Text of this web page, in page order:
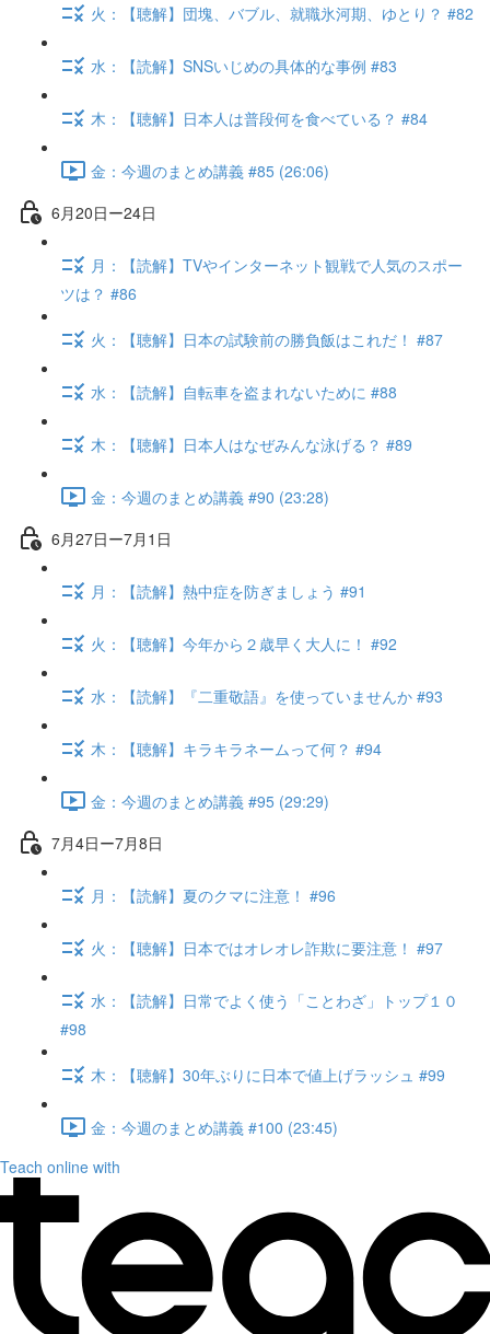
火：【聴解】団塊、バブル、就職氷河期、ゆとり？ #82
水：【読解】SNSいじめの具体的な事例 #83
木：【聴解】日本人は普段何を食べている？ #84
金：今週のまとめ講義 #85 (26:06)
6月20日ー24日
月：【読解】TVやインターネット観戦で人気のスポー
ツは？ #86
火：【聴解】日本の試験前の勝負飯はこれだ！ #87
水：【読解】自転車を盗まれないために #88
木：【聴解】日本人はなぜみんな泳げる？ #89
金：今週のまとめ講義 #90 (23:28)
6月27日ー7月1日
月：【読解】熱中症を防ぎましょう #91
火：【聴解】今年から２歳早く大人に！ #92
水：【読解】『二重敬語』を使っていませんか #93
木：【聴解】キラキラネームって何？ #94
金：今週のまとめ講義 #95 (29:29)
7月4日ー7月8日
月：【読解】夏のクマに注意！ #96
火：【聴解】日本ではオレオレ詐欺に要注意！ #97
水：【読解】日常でよく使う「ことわざ」トップ１０
#98
木：【聴解】30年ぶりに日本で値上げラッシュ #99
金：今週のまとめ講義 #100 (23:45)
Teach online with